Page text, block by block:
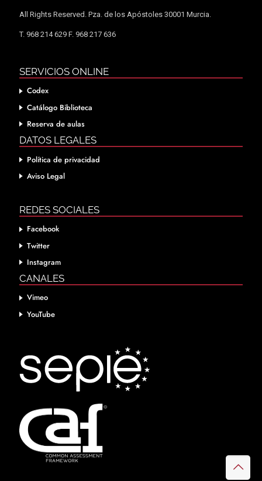
All Rights Reserved. Pza. de los Apóstoles 30001 Murcia.
T. 968 214 629 F. 968 217 636
SERVICIOS ONLINE
Codex
Catálogo Biblioteca
Reserva de aulas
DATOS LEGALES
Política de privacidad
Aviso Legal
REDES SOCIALES
Facebook
Twitter
Instagram
CANALES
Vimeo
YouTube